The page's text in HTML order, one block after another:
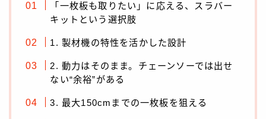
自動スイングブレード製材機
M12
「一枚板も取りたい」に応える、スラバー
キットという選択肢
1. 製材機の特性を活かした設計
2. 動力はそのまま。チェーンソーでは出せ
ない“余裕”がある
3. 最大150cmまでの一枚板を狙える